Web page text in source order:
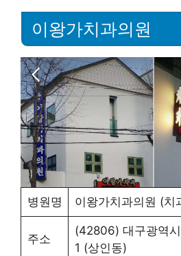
이왕가치과의원
병원명 이왕가치과의원 (치
주소
(42806) 대구광역
1 (상인동)